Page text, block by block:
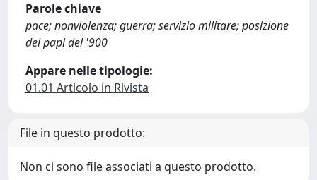
Parole chiave
pace; nonviolenza; guerra; servizio militare; posizione
dei papi del '900
Appare nelle tipologie:
01.01 Articolo in Rivista
File in questo prodotto:
Non ci sono file associati a questo prodotto.